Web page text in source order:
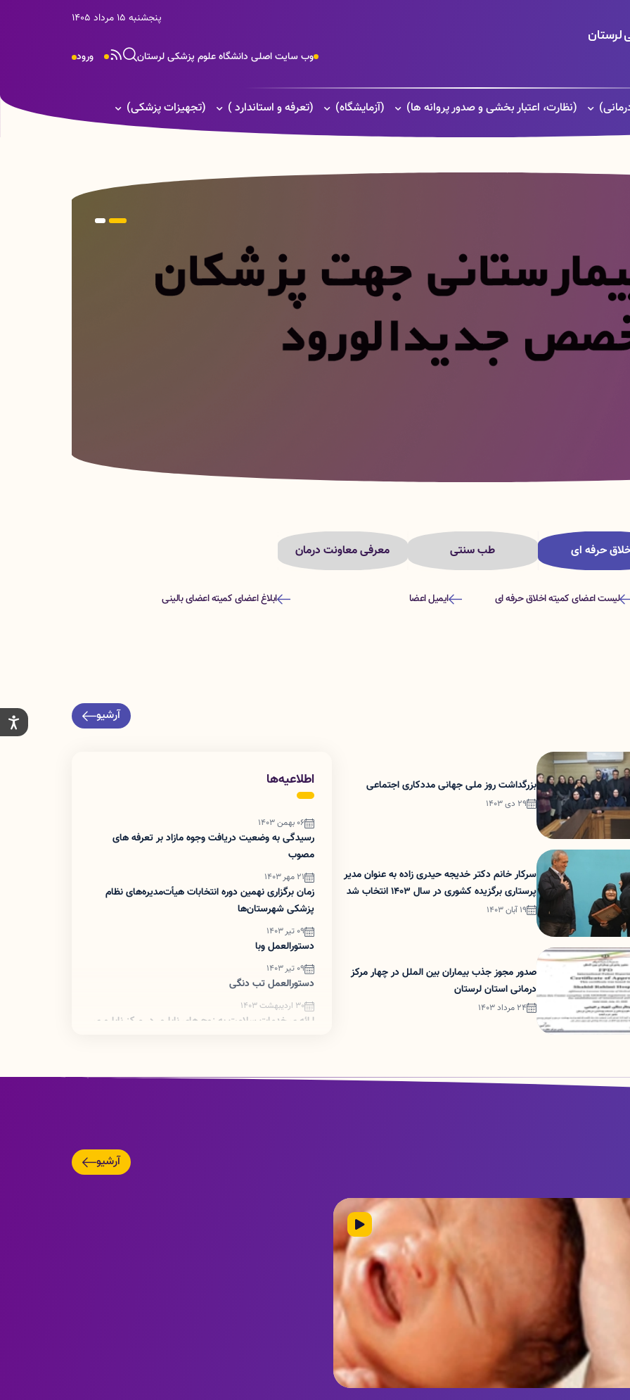
لرستان
پنجشنبه 15 مرداد 1405
ورود وب سایت اصلی دانشگاه علوم پزشکی لرستان
(نظارت، اعتبار بخشی و صدور پروانه ها) (آزمایشگاه) (تعرفه و استاندارد ) (تجهیزات پزشکی)
حرفه ای طب سنتی معرفی معاونت درمان
لیست اعضای کمیته اخلاق حرفه ای ایمیل اعضا ابلاغ اعضای کمیته اعضای بالینی
آرشیو
بزرگداشت روز ملی جهانی مددکاری اجتماعی
29 دی 1403
سرکار خانم دکتر خدیجه حیدری زاده به عنوان مدیر
پرستاری برگزیده کشوری در سال 1403 انتخاب شد
19 آبان 1403
صدور مجوز جذب بیماران بین الملل در چهار مرکز
درمانی استان لرستان
24 مرداد 1403
اطلاعیه‌ها
06 بهمن 1403
رسیدگی به وضعیت دریافت وجوه مازاد بر تعرفه های
مصوب
21 مهر 1403
زمان برگزاری نهمین دوره انتخابات هیأت‌مدیره‌های نظام
پزشکی شهرستان‌ها
09 تیر 1403
دستورالعمل وبا
09 تیر 1403
دستورالعمل تب دنگی
30 اردیبهشت 1403
ارائه ی خدمات سلامت به زوج های نابارور در مرکز ناباروری
ضرورت اطلاع رسانی تبدیل پروانه های کاغذی به شناسه
آرشیو